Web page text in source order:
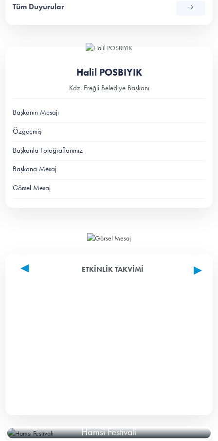
Tüm Duyurular
Halil POSBIYIK
Kdz. Ereğli Belediye Başkanı
Başkanın Mesajı
Özgeçmiş
Başkanla Fotoğraflarımız
Başkana Mesaj
Görsel Mesaj
ETKINLIK TAKVIMI
Hamsi Festivali